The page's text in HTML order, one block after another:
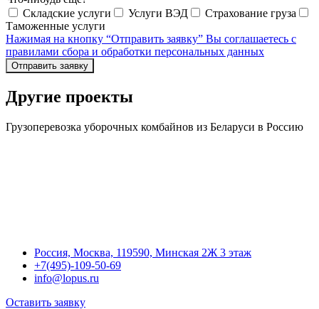
Складские услуги
Услуги ВЭД
Страхование груза
Таможенные услуги
Нажимая на кнопку “Отправить заявку” Вы соглашаетесь с
правилами сбора и обработки персональных данных
Отправить заявку
Другие проекты
Грузоперевозка уборочных комбайнов из Беларуси в Россию
Россия, Москва, 119590, Минская 2Ж 3 этаж
+7(495)-109-50-69
info@lopus.ru
Оставить заявку